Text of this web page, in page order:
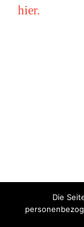
hier.
Copyright ©
Die